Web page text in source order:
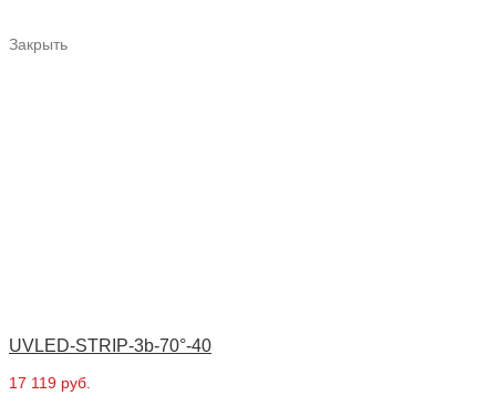
Закрыть
UVLED-STRIP-3b-70°-40
17 119 руб.